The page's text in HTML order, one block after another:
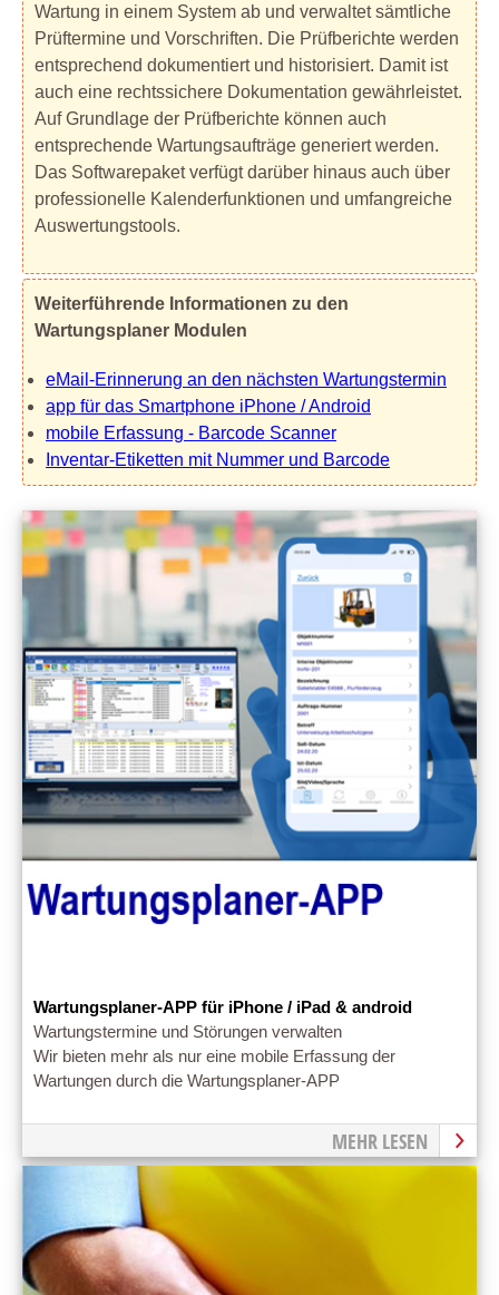
Wartung in einem System ab und verwaltet sämtliche
Prüftermine und Vorschriften. Die Prüfberichte werden
entsprechend dokumentiert und historisiert. Damit ist
auch eine rechtssichere Dokumentation gewährleistet.
Auf Grundlage der Prüfberichte können auch
entsprechende Wartungsaufträge generiert werden.
Das Softwarepaket verfügt darüber hinaus auch über
professionelle Kalenderfunktionen und umfangreiche
Auswertungstools.
Weiterführende Informationen zu den
Wartungsplaner Modulen
eMail-Erinnerung an den nächsten Wartungstermin
app für das Smartphone iPhone / Android
mobile Erfassung - Barcode Scanner
Inventar-Etiketten mit Nummer und Barcode
Wartungsplaner-APP für iPhone / iPad & android
Wartungstermine und Störungen verwalten
Wir bieten mehr als nur eine mobile Erfassung der
Wartungen durch die Wartungsplaner-APP
MEHR LESEN